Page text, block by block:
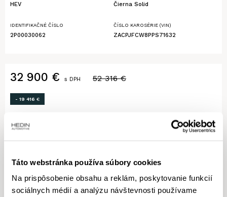
Táto webstránka používa súbory cookies
Na prispôsobenie obsahu a reklám, poskytovanie funkcií
sociálnych médií a analýzu návštevnosti používame
HEV Čierna Solid
IDENTIFIKAČNÉ ČÍSLO
2P00030062
ČÍSLO KAROSÉRIE (VIN)
ZACPJFCW8PPS71632
32 900 € s DPH 52 316€
- 19 416 €
Sledovať vývoj ceny
CENA NOVÉHO
Od 52 316 €